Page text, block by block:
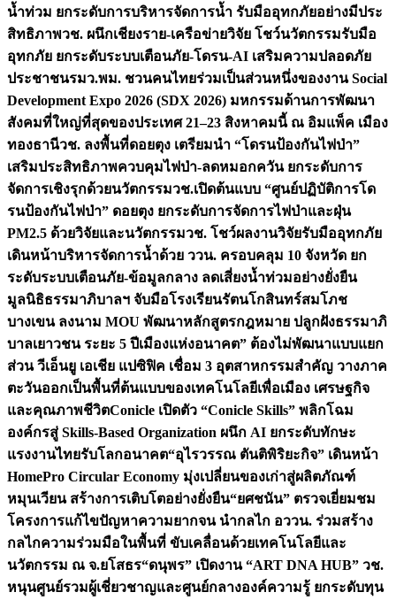
น้ำท่วม ยกระดับการบริหารจัดการน้ำ รับมืออุทกภัยอย่างมีประ
สิทธิภาพวช. ผนึกเชียงราย-เครือข่ายวิจัย โชว์นวัตกรรมรับมือ
อุทกภัย ยกระดับระบบเตือนภัย-โดรน-AI เสริมความปลอดภัย
ประชาชนรมว.พม. ชวนคนไทยร่วมเป็นส่วนหนึ่งของงาน Social
Development Expo 2026 (SDX 2026) มหกรรมด้านการพัฒนา
สังคมที่ใหญ่ที่สุดของประเทศ 21–23 สิงหาคมนี้ ณ อิมแพ็ค เมือง
ทองธานีวช. ลงพื้นที่ดอยตุง เตรียมนำ “โดรนป้องกันไฟป่า”
เสริมประสิทธิภาพควบคุมไฟป่า-ลดหมอกควัน ยกระดับการ
จัดการเชิงรุกด้วยนวัตกรรมวช.เปิดต้นแบบ “ศูนย์ปฏิบัติการโด
รนป้องกันไฟป่า” ดอยตุง ยกระดับการจัดการไฟป่าและฝุ่น
PM2.5 ด้วยวิจัยและนวัตกรรมวช. โชว์ผลงานวิจัยรับมืออุทกภัย
เดินหน้าบริหารจัดการน้ำด้วย ววน. ครอบคลุม 10 จังหวัด ยก
ระดับระบบเตือนภัย-ข้อมูลกลาง ลดเสี่ยงน้ำท่วมอย่างยั่งยืน
มูลนิธิธรรมาภิบาลฯ จับมือโรงเรียนรัตนโกสินทร์สมโภช
บางเขน ลงนาม MOU พัฒนาหลักสูตรกฎหมาย ปลูกฝังธรรมาภิ
บาลเยาวชน ระยะ 5 ปีเมืองแห่งอนาคต” ต้องไม่พัฒนาแบบแยก
ส่วน วีเอ็นยู เอเชีย แปซิฟิค เชื่อม 3 อุตสาหกรรมสำคัญ วางภาค
ตะวันออกเป็นพื้นที่ต้นแบบของเทคโนโลยีเพื่อเมือง เศรษฐกิจ
และคุณภาพชีวิตConicle เปิดตัว “Conicle Skills” พลิกโฉม
องค์กรสู่ Skills-Based Organization ผนึก AI ยกระดับทักษะ
แรงงานไทยรับโลกอนาคต“อุไรวรรณ ตันติพิริยะกิจ” เดินหน้า
HomePro Circular Economy มุ่งเปลี่ยนของเก่าสู่ผลิตภัณฑ์
หมุนเวียน สร้างการเติบโตอย่างยั่งยืน“ยศชนัน” ตรวจเยี่ยมชม
โครงการแก้ไขปัญหาความยากจน นำกลไก อววน. ร่วมสร้าง
กลไกความร่วมมือในพื้นที่ ขับเคลื่อนด้วยเทคโนโลยีและ
นวัตกรรม ณ จ.ยโสธร“ดนุพร” เปิดงาน “ART DNA HUB” วช.
หนุนศูนย์รวมผู้เชี่ยวชาญและศูนย์กลางองค์ความรู้ ยกระดับทุน